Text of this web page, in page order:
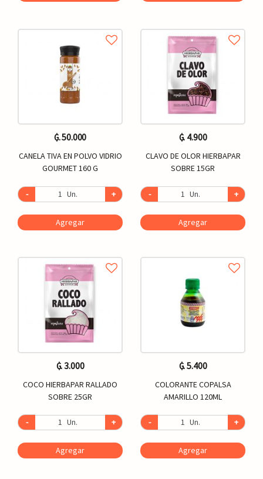
₲. 50.000
CANELA TIVA EN POLVO VIDRIO
GOURMET 160 G
- Un. +
Agregar
₲. 4.900
CLAVO DE OLOR HIERBAPAR
SOBRE 15GR
- Un. +
Agregar
₲. 3.000
COCO HIERBAPAR RALLADO
SOBRE 25GR
- Un. +
Agregar
₲. 5.400
COLORANTE COPALSA
AMARILLO 120ML
- Un. +
Agregar